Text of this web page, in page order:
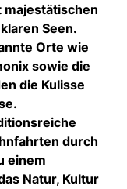
Seen.
Orte wie
sowie die
die Kulisse
durch
einem
Natur, Kultur